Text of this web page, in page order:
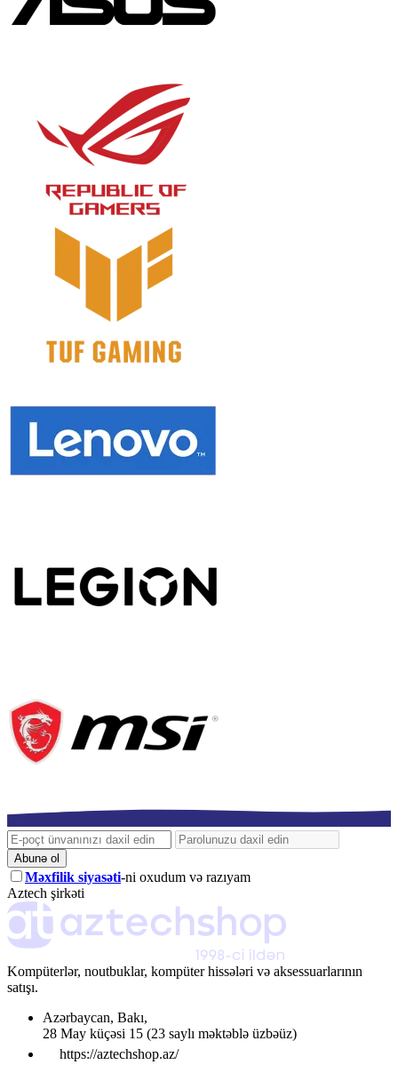
Abunə ol
Məxfilik siyasəti-ni oxudum və razıyam
Aztech şirkəti
Kompüterlər, noutbuklar, kompüter hissələri və aksessuarlarının
satışı.
Azərbaycan, Bakı,
28 May küçəsi 15 (23 saylı məktəblə üzbəüz)
https://aztechshop.az/